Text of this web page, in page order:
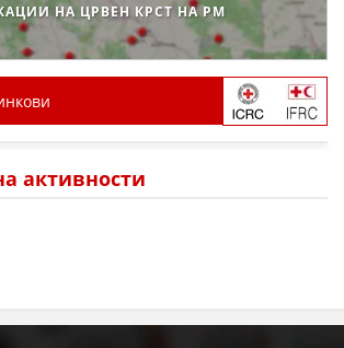
НА ЦРВЕН КРСТ НА РМ
активности